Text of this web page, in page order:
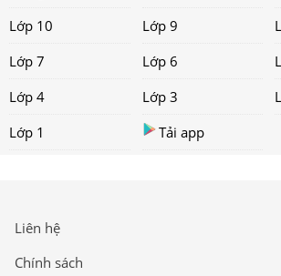
Lớp 10
Lớp 9
Lớp 7
Lớp 6
Lớp 4
Lớp 3
Lớp 1
Tải app
Liên hệ
Chính sách